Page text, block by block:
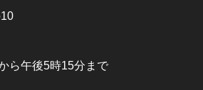
ら午後5時15分まで